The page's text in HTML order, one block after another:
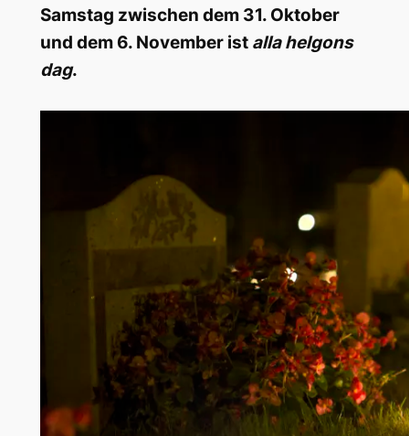
Samstag zwischen dem 31. Oktober
und dem 6. November ist alla helgons
dag.